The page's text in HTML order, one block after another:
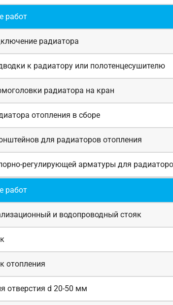
работ
радиатора
к радиатору или полотенцесушителю
радиатора на кран
отопления в сборе
для радиаторов отопления
регулирующей арматуры для
работ
и водопроводный стояк
отопления
отверстия d 20-50 мм